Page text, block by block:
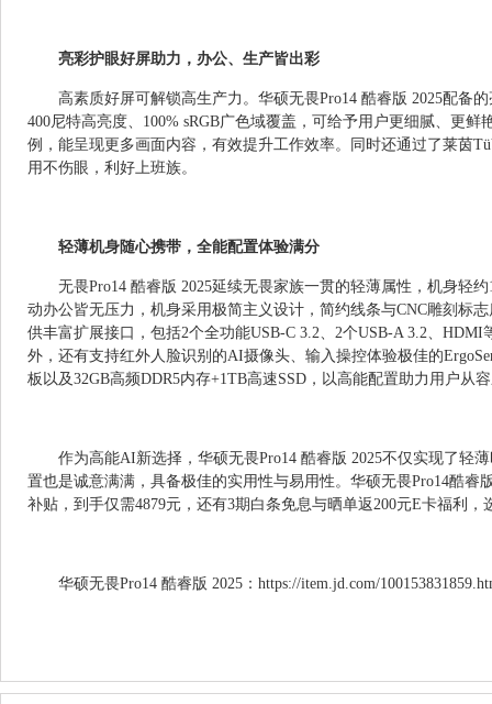
亮彩护眼好屏助力，办公、生产皆出彩
高素质好屏可解锁高生产力。华硕无畏Pro14 酷睿版 2025配备
400尼特高亮度、100% sRGB广色域覆盖，可给予用户更细腻、更鲜
例，能呈现更多画面内容，有效提升工作效率。同时还通过了莱茵
用不伤眼，利好上班族。
轻薄机身随心携带，全能配置体验满分
无畏Pro14 酷睿版 2025延续无畏家族一贯的轻薄属性，机身轻
动办公皆无压力，机身采用极简主义设计，简约线条与CNC雕刻标
供丰富扩展接口，包括2个全功能USB-C 3.2、2个USB-A 3.2、
外，还有支持红外人脸识别的AI摄像头、输入操控体验极佳的
板以及32GB高频DDR5内存+1TB高速SSD，以高能配置助力用户从
作为高能AI新选择，华硕无畏Pro14 酷睿版 2025不仅实现了轻
置也是诚意满满，具备极佳的实用性与易用性。华硕无畏Pro14酷睿
补贴，到手仅需4879元，还有3期白条免息与晒单返200元E卡福利
华硕无畏Pro14 酷睿版 2025：https://item.jd.com/